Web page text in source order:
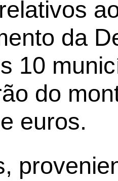
da
10
do
euros.